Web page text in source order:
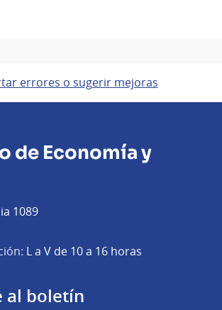
errores o sugerir mejoras
de Economía y
1089
L a V de 10 a 16 horas
al boletín